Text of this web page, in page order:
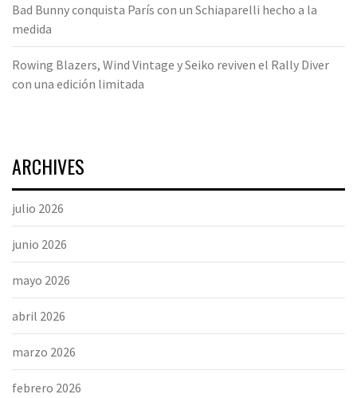
Bad Bunny conquista París con un Schiaparelli hecho a la
medida
Rowing Blazers, Wind Vintage y Seiko reviven el Rally Diver
con una edición limitada
ARCHIVES
julio 2026
junio 2026
mayo 2026
abril 2026
marzo 2026
febrero 2026